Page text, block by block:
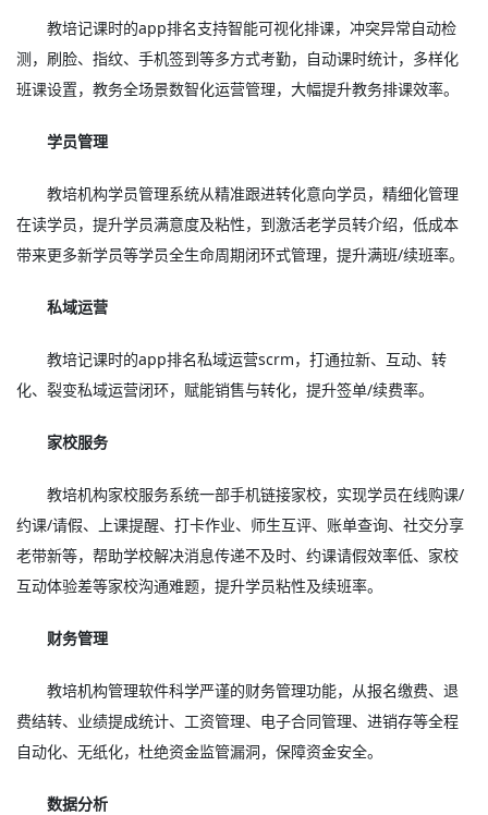
教培记课时的app排名支持智能可视化排课，冲突异常自动检
测，刷脸、指纹、手机签到等多方式考勤，自动课时统计，多样化
班课设置，教务全场景数智化运营管理，大幅提升教务排课效率。
学员管理
教培机构学员管理系统从精准跟进转化意向学员，精细化管理
在读学员，提升学员满意度及粘性，到激活老学员转介绍，低成本
带来更多新学员等学员全生命周期闭环式管理，提升满班/续班率。
私域运营
教培记课时的app排名私域运营scrm，打通拉新、互动、转
化、裂变私域运营闭环，赋能销售与转化，提升签单/续费率。
家校服务
教培机构家校服务系统一部手机链接家校，实现学员在线购课/
约课/请假、上课提醒、打卡作业、师生互评、账单查询、社交分享
老带新等，帮助学校解决消息传递不及时、约课请假效率低、家校
互动体验差等家校沟通难题，提升学员粘性及续班率。
财务管理
教培机构管理软件科学严谨的财务管理功能，从报名缴费、退
费结转、业绩提成统计、工资管理、电子合同管理、进销存等全程
自动化、无纸化，杜绝资金监管漏洞，保障资金安全。
数据分析